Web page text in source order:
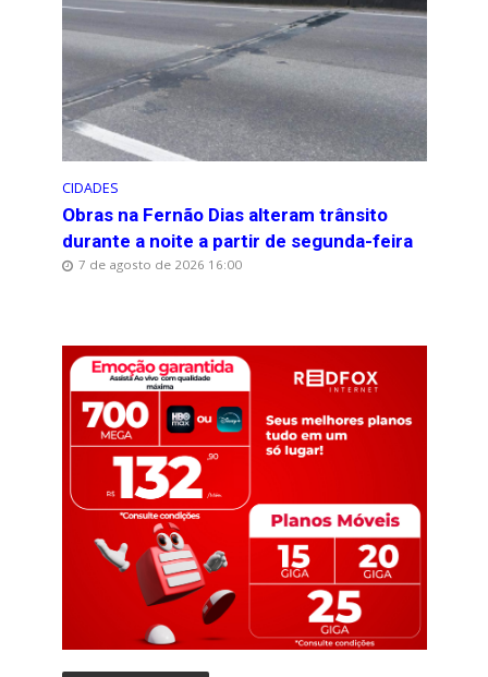
CIDADES
Obras na Fernão Dias alteram trânsito
durante a noite a partir de segunda-feira
7 de agosto de 2026 16:00